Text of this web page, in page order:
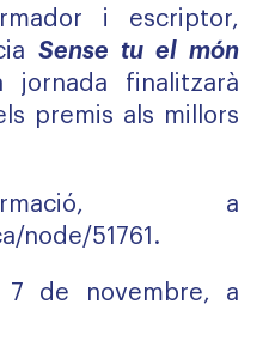
i escriptor,
Sense tu el món
jornada finalitzarà
premis als millors
a
node/51761 .
7 de novembre, a